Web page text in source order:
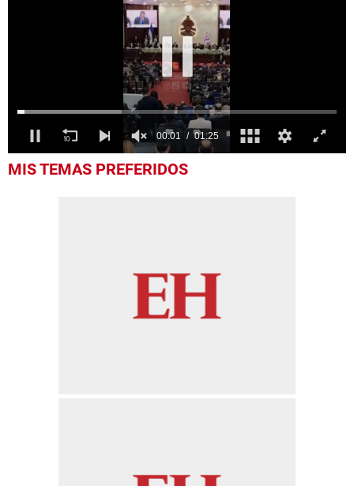
seconds
MIS TEMAS PREFERIDOS